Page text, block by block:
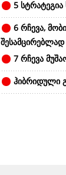
5 სტრატეგია
6 რჩევა,
შესამცირებლად
7 რჩევა
ჰიბრიდული